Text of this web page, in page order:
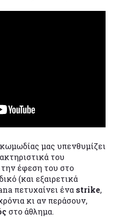
μας υπενθυμίζει
του
έφεση του στο
(και εξαιρετικά
πετυχαίνει ένα strike,
κι αν περάσουν,
στο άθλημα.